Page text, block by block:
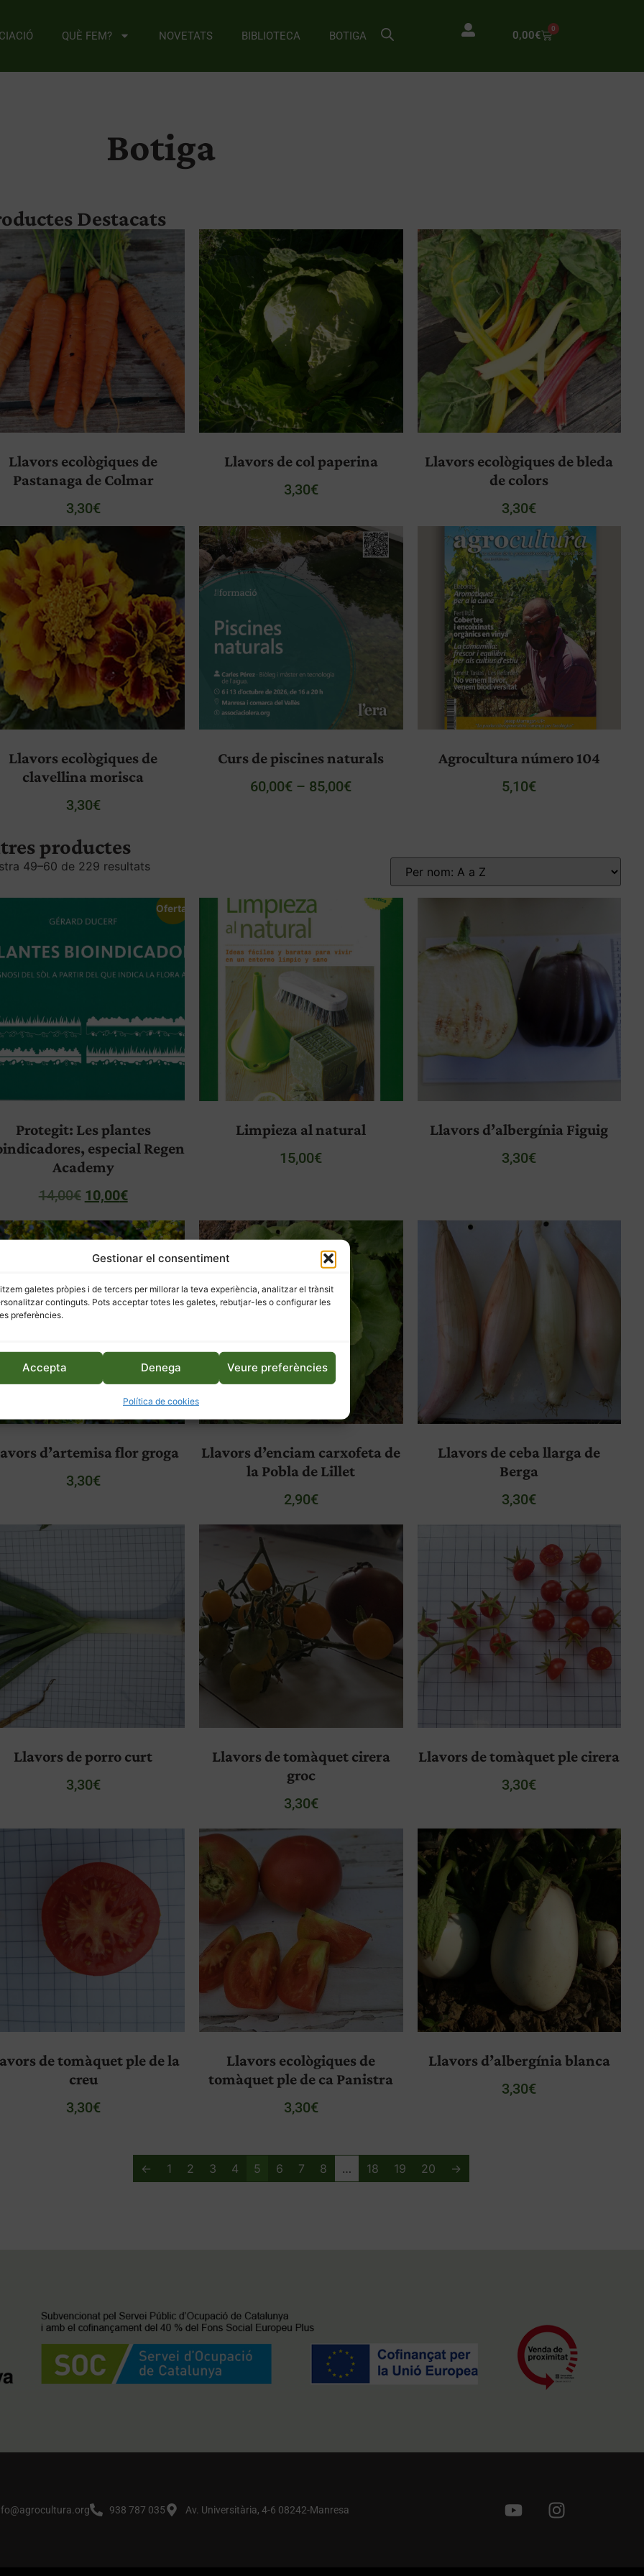
Gestionar el consentiment
galetes pròpies i de tercers per millorar la teva experiència, analitzar el trànsit
continguts. Pots acceptar totes les galetes, rebutjar-les o configurar les
preferències.
Accepta Denega Veure preferències
Política de cookies
QUÈ FEM? NOVETATS BIBLIOTECA BOTIGA 0,00€
0
Botiga
Destacats
Llavors ecològiques de
Pastanaga de Colmar
3,30€
Llavors de col paperina
3,30€
Llavors ecològiques de bleda
de colors
3,30€
Llavors ecològiques de
clavellina morisca
3,30€
Curs de piscines naturals
60,00€ – 85,00€
Agrocultura número 104
5,10€
productes
49–60 de 229 resultats
Oferta!
Protegit: Les plantes
especial Regen
Academy
14,00€ 10,00€
Limpieza al natural
15,00€
Llavors d’albergínia Figuig
3,30€
d’artemisa flor groga
3,30€
Llavors d’enciam carxofeta de
la Pobla de Lillet
2,90€
Llavors de ceba llarga de
Berga
3,30€
Llavors de porro curt
3,30€
Llavors de tomàquet cirera
groc
3,30€
Llavors de tomàquet ple cirera
3,30€
de tomàquet ple de la
creu
3,30€
Llavors ecològiques de
tomàquet ple de ca Panistra
3,30€
Llavors d’albergínia blanca
3,30€
← 1 2 3 4 5 6 7 8 … 18 19 20 →
938 787 035 Av. Universitària, 4-6 08242-Manresa